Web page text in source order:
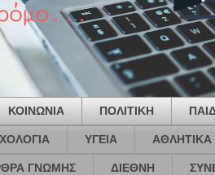
ΚΟΙΝΩΝΙΑ ΠΟΛΙΤΙΚΗ
ΥΓΕΙΑ ΑΘΛΗΤΙΚΑ
ΓΝΩΜΗΣ ΔΙΕΘΝΗ